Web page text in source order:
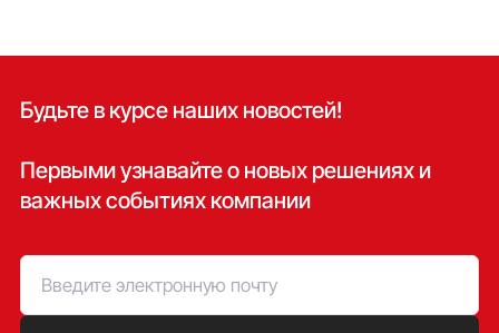
Будьте в курсе наших новостей!
Первыми узнавайте о новых решениях и
важных событиях компании